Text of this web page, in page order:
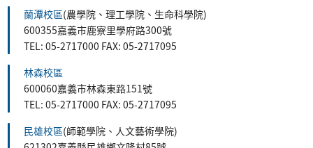
蘭潭校區(農學院、理工學院、生命科學院)
600355嘉義市鹿寮里學府路300號
TEL: 05-2717000 FAX: 05-2717095
林森校區
600060嘉義市林森東路151號
TEL: 05-2717000 FAX: 05-2717095
民雄校區(師範學院、人文藝術學院)